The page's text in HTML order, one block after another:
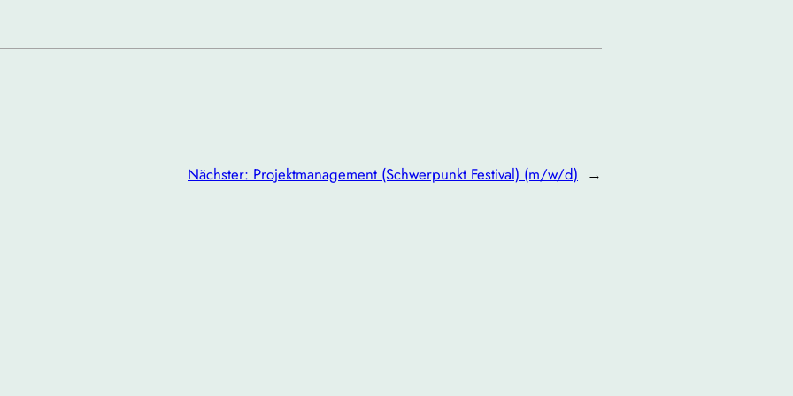
Nächster: Projektmanagement (Schwerpunkt Festival) (m/w/d) →